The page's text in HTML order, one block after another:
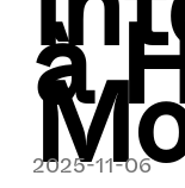
à
2025-11-06